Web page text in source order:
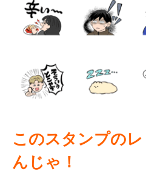
このスタンプのレ
んじゃ！